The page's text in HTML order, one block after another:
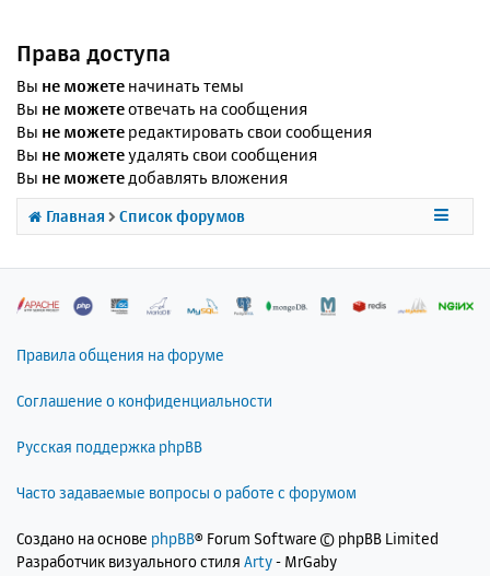
Права доступа
Вы не можете начинать темы
Вы не можетеотвечать на сообщения
Вы не можете редактировать свои сообщения
Вы не можетеудалять свои сообщения
Вы не можетедобавлять вложения
Главная Список форумов
Правила общения на форуме
Соглашение о конфиденциальности
Русская поддержка phpBB
Часто задаваемые вопросы о работе с форумом
Создано на основе phpBB® Forum Software © phpBB Limited
Разработчик визуального стиля Arty- MrGaby